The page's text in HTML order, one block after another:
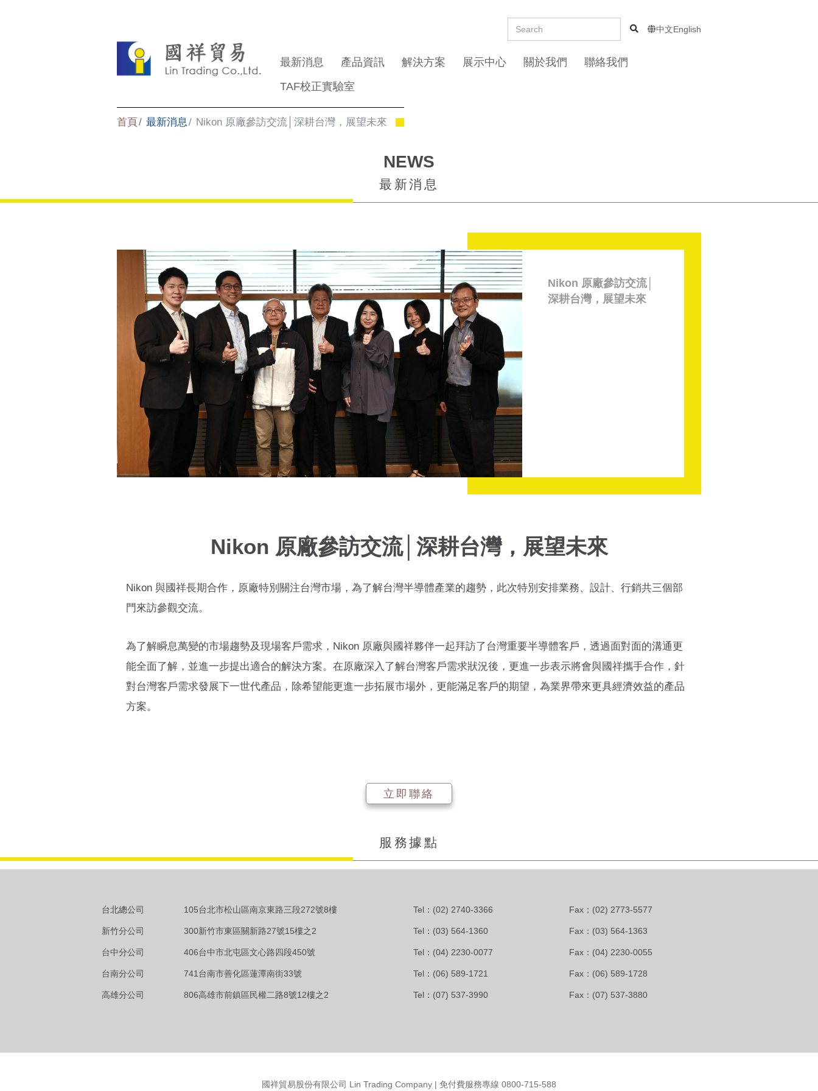
中文English
最新消息 產品資訊 解決方案 展示中心 關於我們
聯絡我們
TAF校正實驗室
首頁 最新消息 Nikon 原廠參訪交流│深耕台灣，展望未來
NEWS
最新消息
Nikon 原廠參訪交流│
深耕台灣，展望未來
Nikon 原廠參訪交流│深耕台灣，展望未來
Nikon 與國祥長期合作，原廠特別關注台灣市場，為了解台灣半導體產業的趨勢，此次特別安排業務、設計、行銷共三個部
門來訪參觀交流。
為了解瞬息萬變的市場趨勢及現場客戶需求，Nikon 原廠與國祥夥伴一起拜訪了台灣重要半導體客戶，透過面對面的溝通更
能全面了解，並進一步提出適合的解決方案。在原廠深入了解台灣客戶需求狀況後，更進一步表示將會與國祥攜手合作，針
對台灣客戶需求發展下一世代產品，除希望能更進一步拓展市場外，更能滿足客戶的期望，為業界帶來更具經濟效益的產品
方案。
立即聯絡
服務據點
台北總公司 105台北市松山區南京東路三段272號8樓 Tel：(02) 2740-3366 Fax：(02) 2773-5577
新竹分公司 300新竹市東區關新路27號15樓之2 Tel：(03) 564-1360 Fax：(03) 564-1363
台中分公司 406台中市北屯區文心路四段450號 Tel：(04) 2230-0077 Fax：(04) 2230-0055
台南分公司 741台南市善化區蓮潭南街33號 Tel：(06) 589-1721 Fax：(06) 589-1728
高雄分公司 806高雄市前鎮區民權二路8號12樓之2 Tel：(07) 537-3990 Fax：(07) 537-3880
國祥貿易股份有限公司 Lin Trading Company | 免付費服務專線 0800-715-588